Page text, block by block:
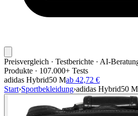
Preisvergleich · Testberichte · AI-
Produkte · 107.000+ Tests
adidas Hybrid50 Mab 42,72 €
Start›Sportbekleidung›adidas Hybrid50 M